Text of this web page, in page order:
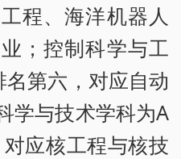
程、海洋机器人
；控制科学与工
第六，对应自动
学与技术学科为A
应核工程与核技